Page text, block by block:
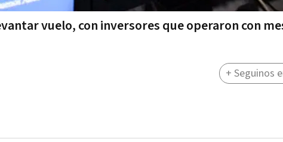
vuelo, con inversores que operaron con
+ Seguinos